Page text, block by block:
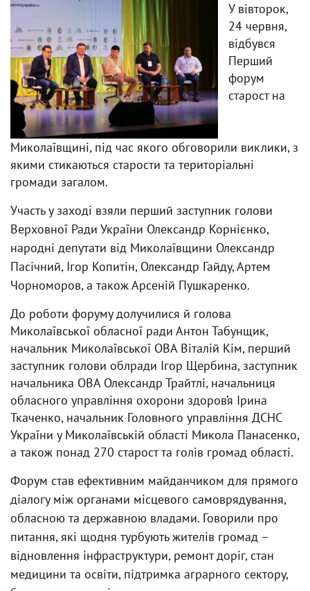
У вівторок,
24 червня,
відбувся
Перший
форум
старост на
Миколаївщині, під час якого обговорили виклики, з
якими стикаються старости та територіальні
громади загалом.
Участь у заході взяли перший заступник голови
Верховної Ради України Олександр Корнієнко,
народні депутати від Миколаївщини Олександр
Пасічний, Ігор Копитін, Олександр Гайду, Артем
Чорноморов, а також Арсеній Пушкаренко.
До роботи форуму долучилися й голова
Миколаївської обласної ради Антон Табунщик,
начальник Миколаївської ОВА Віталій Кім, перший
заступник голови облради Ігор Щербина, заступник
начальника ОВА Олександр Трайтлі, начальниця
обласного управління охорони здоров’я Ірина
Ткаченко, начальник Головного управління ДСНС
України у Миколаївській області Микола Панасенко,
а також понад 270 старост та голів громад області.
Форум став ефективним майданчиком для прямого
діалогу між органами місцевого самоврядування,
обласною та державною владами. Говорили про
питання, які щодня турбують жителів громад –
відновлення інфраструктури, ремонт доріг, стан
медицини та освіти, підтримка аграрного сектору,